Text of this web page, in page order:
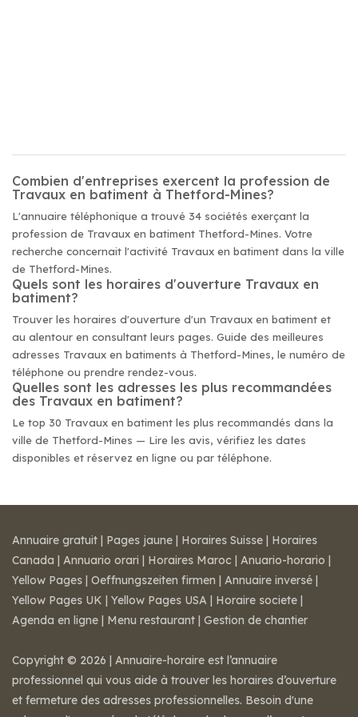
Combien d'entreprises exercent la profession de
Travaux en batiment à Thetford-Mines?
L'annuaire téléphonique a trouvé 34 sociétés exerçant la
profession de Travaux en batiment Thetford-Mines. Votre
recherche concernait l'activité Travaux en batiment dans la ville
de Thetford-Mines.
Quels sont les horaires d'ouverture Travaux en
batiment?
Trouver les horaires d'ouverture d'un Travaux en batiment et
au alentour en consultant leurs pages. Guide des meilleures
adresses Travaux en batiments à Thetford-Mines, le numéro de
téléphone ou prendre rendez-vous.
Quelles sont les adresses les plus recommandées
des Travaux en batiment?
Le top 30 Travaux en batiment les plus recommandés dans la
ville de Thetford-Mines — Lire les avis, vérifiez les dates
disponibles et réservez en ligne ou par téléphone.
Annuaire gratuit | Pages jaune | Horaires Suisse | Horaires
Canada | Annuario orari | Horaires Maroc | Anuario-horario |
Yellow Pages | Oeffnungszeiten firmen | Annuaire inversé |
Yellow Pages UK | Yellow Pages USA | Horaire societe |
Agenda en ligne | Menu restaurant | Gestion de chantier
Copyright © 2026 | Annuaire-horaire est l’annuaire
professionnel qui vous aide à trouver les horaires d’ouverture
et fermeture des adresses professionnelles. Besoin d'une